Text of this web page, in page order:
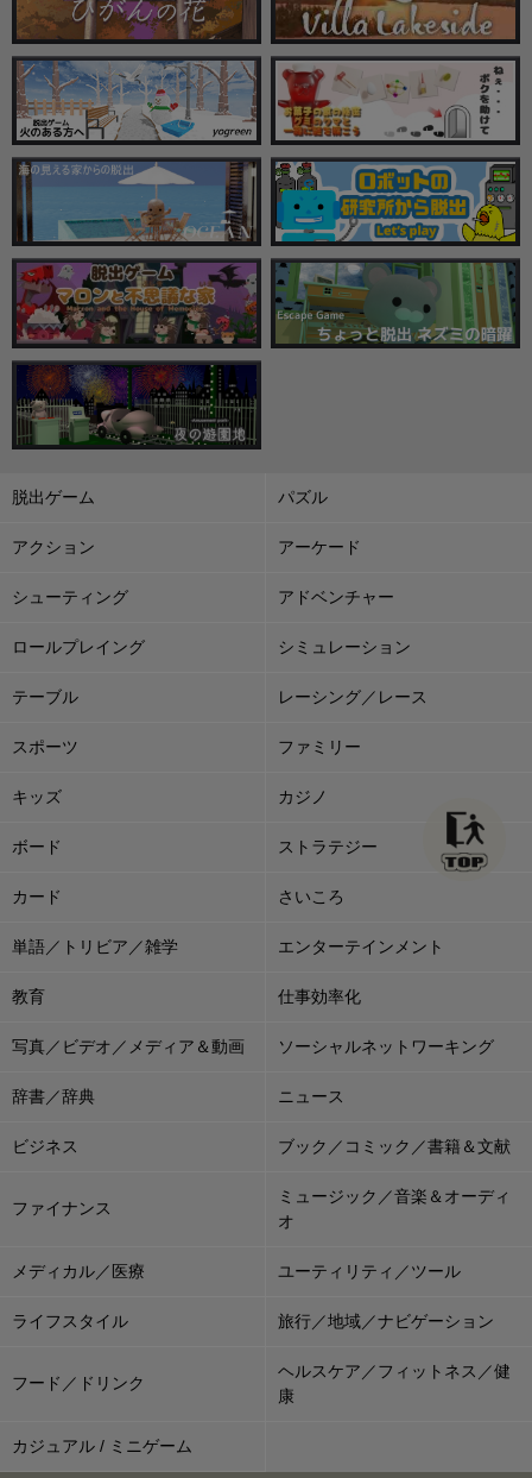
脱出ゲーム パズル
アクション アーケード
シューティング アドベンチャー
ロールプレイング シミュレーション
テーブル レーシング／レース
スポーツ ファミリー
キッズ カジノ
ボード ストラテジー
カード さいころ
単語／トリビア／雑学 エンターテインメント
教育 仕事効率化
写真／ビデオ／メディア＆動画 ソーシャルネットワーキング
辞書／辞典 ニュース
ビジネス ブック／コミック／書籍＆文献
ファイナンス
ミュージック／音楽＆オーディ
オ
メディカル／医療 ユーティリティ／ツール
ライフスタイル 旅行／地域／ナビゲーション
フード／ドリンク
ヘルスケア／フィットネス／健
康
カジュアル / ミニゲーム